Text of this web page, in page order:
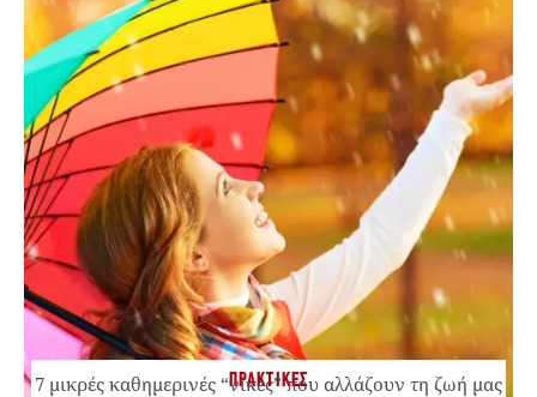
ΠΡΑΚΤΙΚΕΣ
7 μικρές καθημερινές “νίκες” που αλλάζουν τη ζωή μας